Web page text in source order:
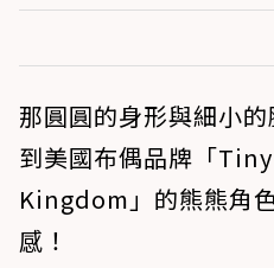
那圓圓的身形與細小
到美國布偶品牌「
Kingdom」的熊熊角
感！